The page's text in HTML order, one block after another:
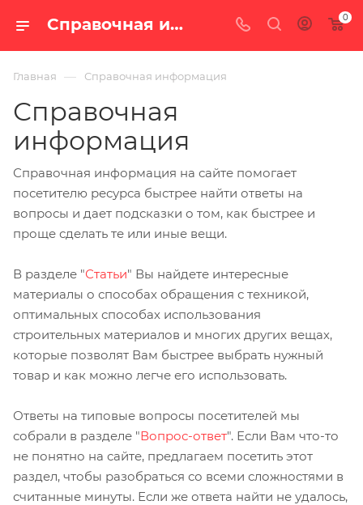
Справочная информация | Интернет-магазин «100 печей.ру» 0
Главная — Справочная информация
Справочная
информация
Справочная информация на сайте помогает
посетителю ресурса быстрее найти ответы на
вопросы и дает подсказки о том, как быстрее и
проще сделать те или иные вещи.
В разделе "Статьи" Вы найдете интересные
материалы о способах обращения с техникой,
оптимальных способах использования
строительных материалов и многих других вещах,
которые позволят Вам быстрее выбрать нужный
товар и как можно легче его использовать.
Ответы на типовые вопросы посетителей мы
собрали в разделе "Вопрос-ответ". Если Вам что-то
не понятно на сайте, предлагаем посетить этот
раздел, чтобы разобраться со всеми сложностями в
считанные минуты. Если же ответа найти не удалось,